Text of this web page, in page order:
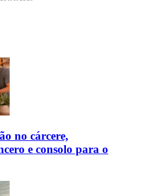
no cárcere,
e consolo para o